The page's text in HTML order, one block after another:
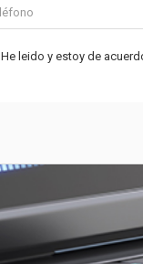
He leido y estoy de